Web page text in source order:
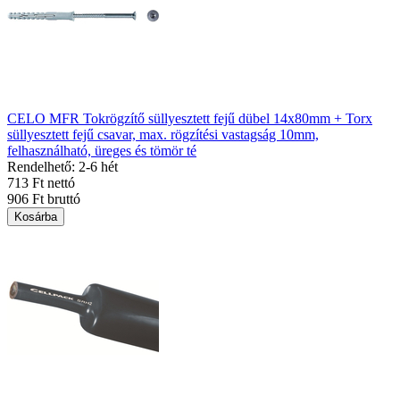
CELO MFR Tokrögzítő süllyesztett fejű dübel 14x80mm + Torx
süllyesztett fejű csavar, max. rögzítési vastagság 10mm,
felhasználható, üreges és tömör té
Rendelhető: 2-6 hét
713 Ft nettó
906 Ft bruttó
Kosárba